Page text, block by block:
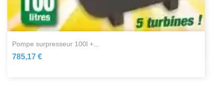
pompe surpresseur 100l +...
785,17 €